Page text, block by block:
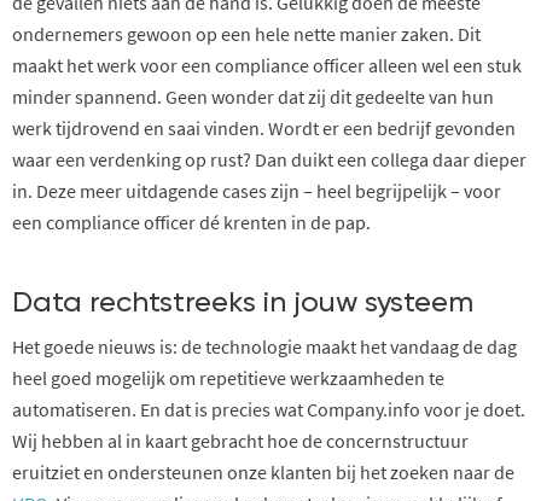
ondernemers gewoon op een hele nette manier zaken. Dit
maakt het werk voor een compliance officer alleen wel een stuk
minder spannend. Geen wonder dat zij dit gedeelte van hun
werk tijdrovend en saai vinden. Wordt er een bedrijf gevonden
waar een verdenking op rust? Dan duikt een collega daar dieper
in. Deze meer uitdagende cases zijn – heel begrijpelijk – voor
een compliance officer dé krenten in de pap.
Data rechtstreeks in jouw systeem
Het goede nieuws is: de technologie maakt het vandaag de dag
heel goed mogelijk om repetitieve werkzaamheden te
automatiseren. En dat is precies wat Company.info voor je doet.
Wij hebben al in kaart gebracht hoe de concernstructuur
eruitziet en ondersteunen onze klanten bij het zoeken naar de